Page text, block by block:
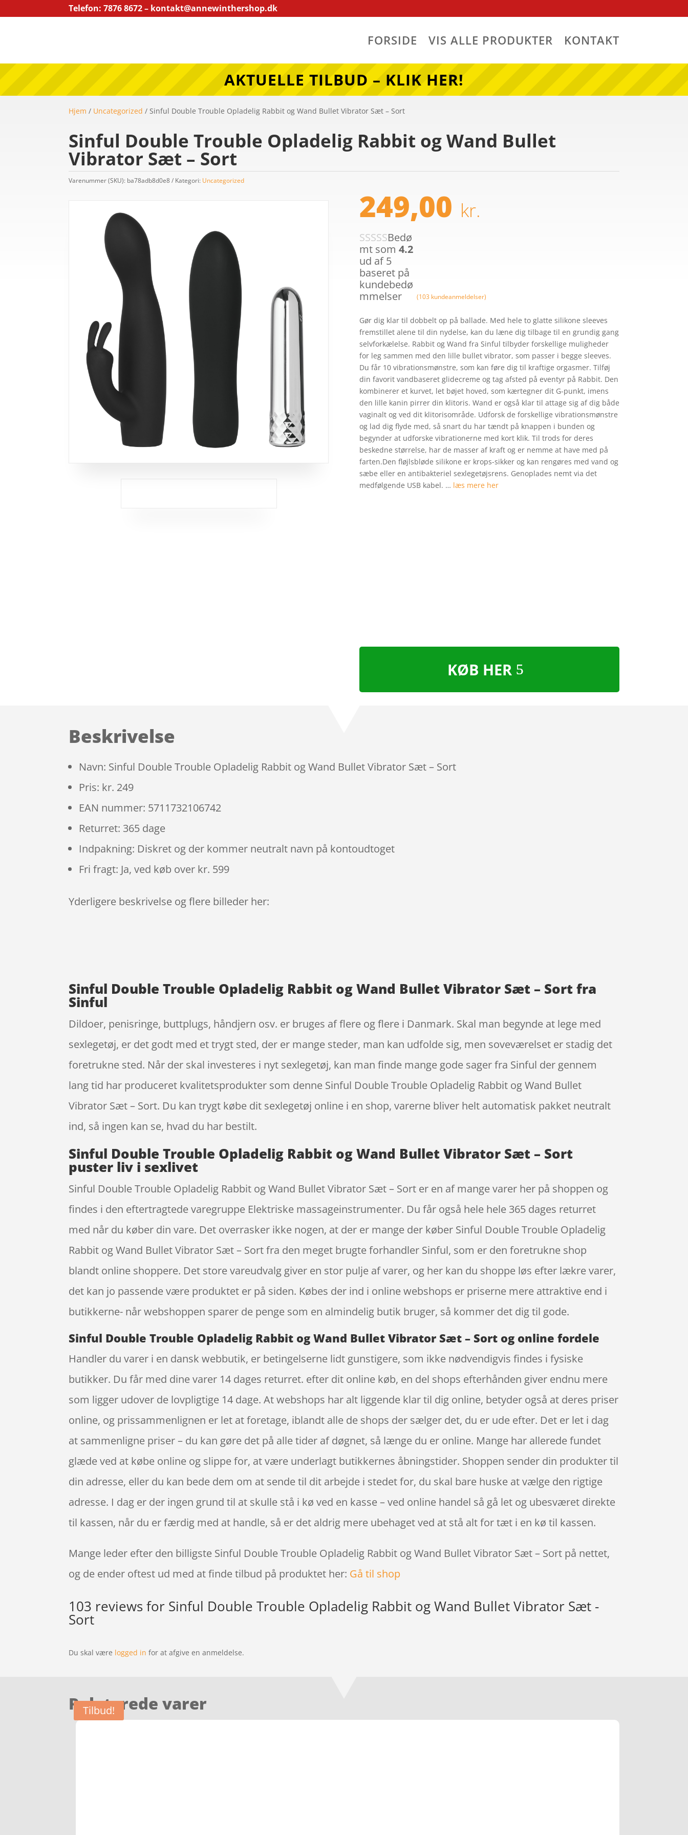
Telefon: 7876 8672 – kontakt@annewinthershop.dk
FORSIDE VIS ALLE PRODUKTER KONTAKT
AKTUELLE TILBUD – KLIK HER!
Hjem / Uncategorized / Sinful Double Trouble Opladelig Rabbit og Wand Bullet Vibrator Sæt – Sort
Sinful Double Trouble Opladelig Rabbit og Wand Bullet
Vibrator Sæt – Sort
Varenummer (SKU): ba78adb8d0e8 Kategori: Uncategorized
249,00 kr.
Bedø
mt som 4.2
ud af 5
baseret på
kundebedø
mmelser
(103kundeanmeldelser)
Gør dig klar til dobbelt op på ballade. Med hele to glatte silikone sleeves
fremstillet alene til din nydelse, kan du læne dig tilbage til en grundig gang
selvforkælelse. Rabbit og Wand fra Sinful tilbyder forskellige muligheder
for leg sammen med den lille bullet vibrator, som passer i begge sleeves.
Du får 10 vibrationsmønstre, som kan føre dig til kraftige orgasmer. Tilføj
din favorit vandbaseret glidecreme og tag afsted på eventyr på Rabbit. Den
kombinerer et kurvet, let bøjet hoved, som kærtegner dit G-punkt, imens
den lille kanin pirrer din klitoris. Wand er også klar til attage sig af dig både
vaginalt og ved dit klitorisområde. Udforsk de forskellige vibrationsmønstre
og lad dig flyde med, så snart du har tændt på knappen i bunden og
begynder at udforske vibrationerne med kort klik. Til trods for deres
beskedne størrelse, har de masser af kraft og er nemme at have med på
farten.Den fløjlsbløde silikone er krops-sikker og kan rengøres med vand og
sæbe eller en antibakteriel sexlegetøjsrens. Genoplades nemt via det
medfølgende USB kabel. … læs mere her
KØB HER
Beskrivelse
Navn: Sinful Double Trouble Opladelig Rabbit og Wand Bullet Vibrator Sæt – Sort
Pris: kr. 249
EAN nummer: 5711732106742
Returret: 365 dage
Indpakning: Diskret og der kommer neutralt navn på kontoudtoget
Fri fragt: Ja, ved køb over kr. 599
Yderligere beskrivelse og flere billeder her:
Sinful Double Trouble Opladelig Rabbit og Wand Bullet Vibrator Sæt – Sort fra
Sinful
Dildoer, penisringe, buttplugs, håndjern osv. er bruges af flere og flere i Danmark. Skal man begynde at lege med
sexlegetøj, er det godt med et trygt sted, der er mange steder, man kan udfolde sig, men soveværelset er stadig det
foretrukne sted. Når der skal investeres i nyt sexlegetøj, kan man finde mange gode sager fra Sinful der gennem
lang tid har produceret kvalitetsprodukter som denne Sinful Double Trouble Opladelig Rabbit og Wand Bullet
Vibrator Sæt – Sort. Du kan trygt købe dit sexlegetøj online i en shop, varerne bliver helt automatisk pakket neutralt
ind, så ingen kan se, hvad du har bestilt.
Sinful Double Trouble Opladelig Rabbit og Wand Bullet Vibrator Sæt – Sort
puster liv i sexlivet
Sinful Double Trouble Opladelig Rabbit og Wand Bullet Vibrator Sæt – Sort er en af mange varer her på shoppen og
findes i den eftertragtede varegruppe Elektriske massageinstrumenter. Du får også hele hele 365 dages returret
med når du køber din vare. Det overrasker ikke nogen, at der er mange der køber Sinful Double Trouble Opladelig
Rabbit og Wand Bullet Vibrator Sæt – Sort fra den meget brugte forhandler Sinful, som er den foretrukne shop
blandt online shoppere. Det store vareudvalg giver en stor pulje af varer, og her kan du shoppe løs efter lækre varer,
det kan jo passende være produktet er på siden. Købes der ind i online webshops er priserne mere attraktive end i
butikkerne- når webshoppen sparer de penge som en almindelig butik bruger, så kommer det dig til gode.
Sinful Double Trouble Opladelig Rabbit og Wand Bullet Vibrator Sæt – Sort og online fordele
Handler du varer i en dansk webbutik, er betingelserne lidt gunstigere, som ikke nødvendigvis findes i fysiske
butikker. Du får med dine varer 14 dages returret. efter dit online køb, en del shops efterhånden giver endnu mere
som ligger udover de lovpligtige 14 dage. At webshops har alt liggende klar til dig online, betyder også at deres priser
online, og prissammenlignen er let at foretage, iblandt alle de shops der sælger det, du er ude efter. Det er let i dag
at sammenligne priser – du kan gøre det på alle tider af døgnet, så længe du er online. Mange har allerede fundet
glæde ved at købe online og slippe for, at være underlagt butikkernes åbningstider. Shoppen sender din produkter til
din adresse, eller du kan bede dem om at sende til dit arbejde i stedet for, du skal bare huske at vælge den rigtige
adresse. I dag er der ingen grund til at skulle stå i kø ved en kasse – ved online handel så gå let og ubesværet direkte
til kassen, når du er færdig med at handle, så er det aldrig mere ubehaget ved at stå alt for tæt i en kø til kassen.
Mange leder efter den billigste Sinful Double Trouble Opladelig Rabbit og Wand Bullet Vibrator Sæt – Sort på nettet,
og de ender oftest ud med at finde tilbud på produktet her: Gå til shop
103 reviews for Sinful Double Trouble Opladelig Rabbit og Wand Bullet Vibrator Sæt -
Sort
Du skal være logged in for at afgive en anmeldelse.
Relaterede varer
Tilbud!